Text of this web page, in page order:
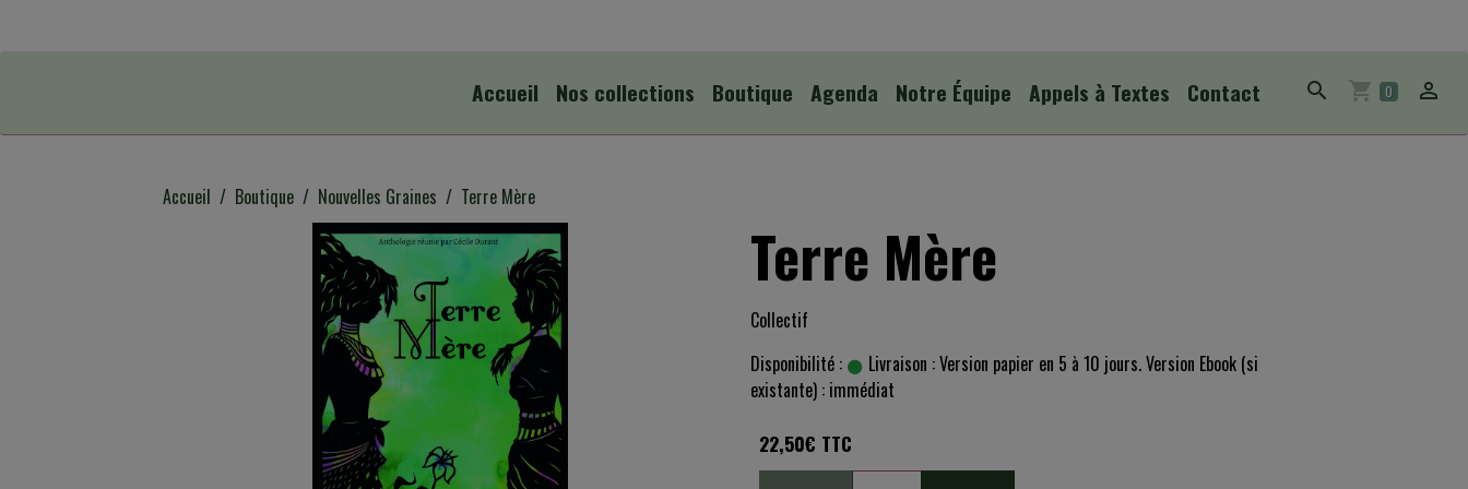
Accueil Nos collections Boutique Agenda Notre Équipe Appels à Textes Contact 0
Accueil Boutique Nouvelles Graines Terre Mère
Terre Mère
Collectif
Disponibilité :
Livraison : Version papier en 5 à 10 jours. Version Ebook (si
existante) : immédiat
22,50€ TTC